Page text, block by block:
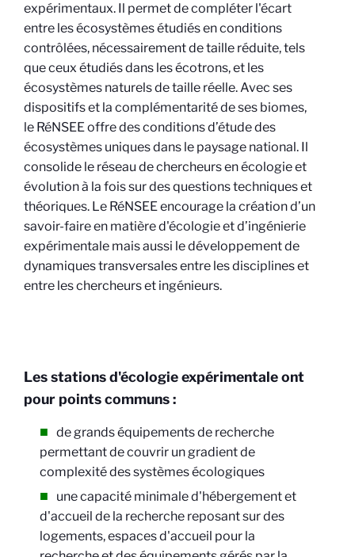
expérimentaux. Il permet de compléter l'écart
entre les écosystèmes étudiés en conditions
contrôlées, nécessairement de taille réduite, tels
que ceux étudiés dans les écotrons, et les
écosystèmes naturels de taille réelle. Avec ses
dispositifs et la complémentarité de ses biomes,
le RéNSEE offre des conditions d’étude des
écosystèmes uniques dans le paysage national. Il
consolide le réseau de chercheurs en écologie et
évolution à la fois sur des questions techniques et
théoriques. Le RéNSEE encourage la création d’un
savoir-faire en matière d'écologie et d’ingénierie
expérimentale mais aussi le développement de
dynamiques transversales entre les disciplines et
entre les chercheurs et ingénieurs.
Les stations d'écologie expérimentale ont
pour points communs :
de grands équipements de recherche
permettant de couvrir un gradient de
complexité des systèmes écologiques
une capacité minimale d'hébergement et
d'accueil de la recherche reposant sur des
logements, espaces d'accueil pour la